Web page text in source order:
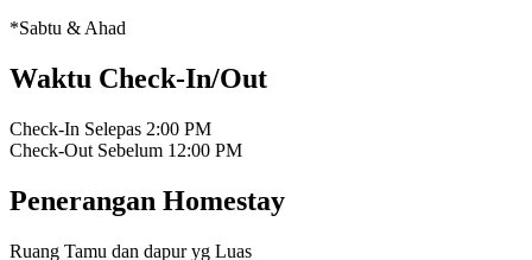
*Sabtu & Ahad
Waktu Check-In/Out
Check-In Selepas 2:00 PM
Check-Out Sebelum 12:00 PM
Penerangan Homestay
Ruang Tamu dan dapur yg Luas